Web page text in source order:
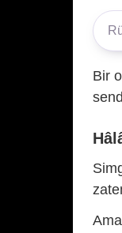
Bir